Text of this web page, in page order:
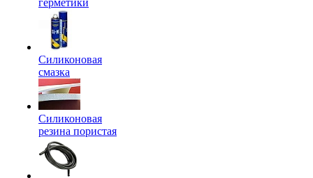
Силиконовая
смазка
Силиконовая
резина пористая